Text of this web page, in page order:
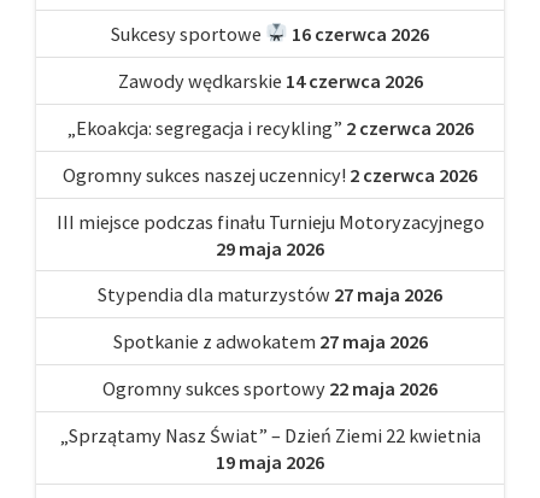
Sukcesy sportowe
16 czerwca 2026
Zawody wędkarskie 14 czerwca 2026
„Ekoakcja: segregacja i recykling” 2 czerwca 2026
Ogromny sukces naszej uczennicy! 2 czerwca 2026
III miejsce podczas finału Turnieju Motoryzacyjnego
29 maja 2026
Stypendia dla maturzystów 27 maja 2026
Spotkanie z adwokatem 27 maja 2026
Ogromny sukces sportowy 22 maja 2026
„Sprzątamy Nasz Świat” – Dzień Ziemi 22 kwietnia
19 maja 2026